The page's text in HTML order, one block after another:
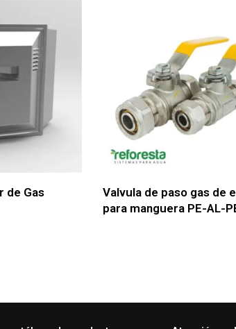
de Gas
Valvula de paso gas de
para manguera PE-AL-